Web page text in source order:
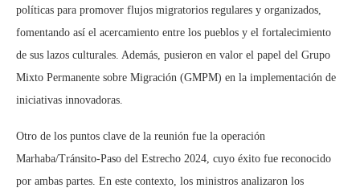
políticas para promover flujos migratorios regulares y organizados,
fomentando así el acercamiento entre los pueblos y el fortalecimiento
de sus lazos culturales. Además, pusieron en valor el papel del Grupo
Mixto Permanente sobre Migración (GMPM) en la implementación de
iniciativas innovadoras.
Otro de los puntos clave de la reunión fue la operación
Marhaba/Tránsito-Paso del Estrecho 2024, cuyo éxito fue reconocido
por ambas partes. En este contexto, los ministros analizaron los